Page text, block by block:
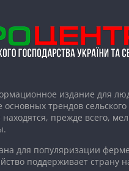
издание для
основных трендов сельского
прежде всего,
для популяризации
поддерживает страну